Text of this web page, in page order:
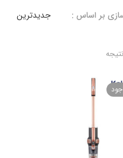
بر اساس : جدیدترین